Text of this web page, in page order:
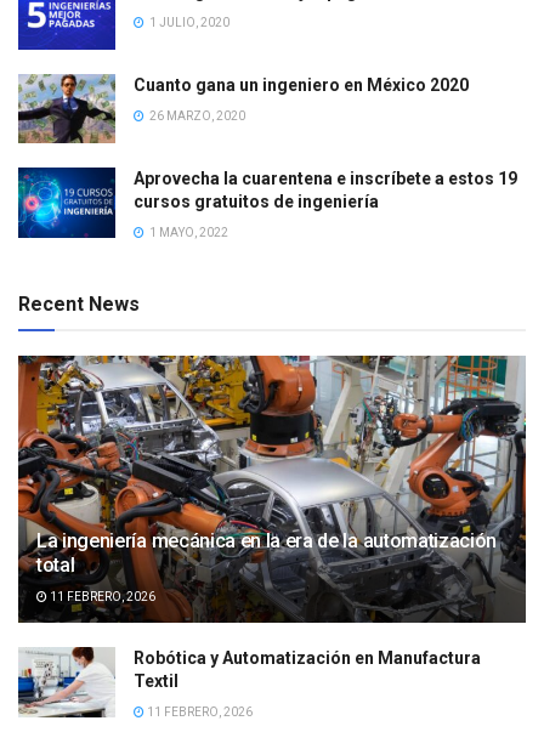
1 JULIO, 2020
Cuanto gana un ingeniero en México 2020
26 MARZO, 2020
Aprovecha la cuarentena e inscríbete a estos 19
cursos gratuitos de ingeniería
1 MAYO, 2022
Recent News
La ingeniería mecánica en la era de la automatización
total
11 FEBRERO, 2026
Robótica y Automatización en Manufactura
Textil
11 FEBRERO, 2026